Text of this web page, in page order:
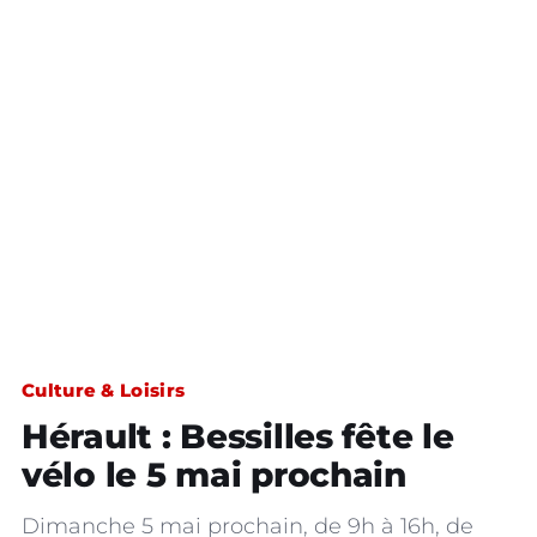
Culture & Loisirs
Hérault : Bessilles fête le
vélo le 5 mai prochain
Dimanche 5 mai prochain, de 9h à 16h, de